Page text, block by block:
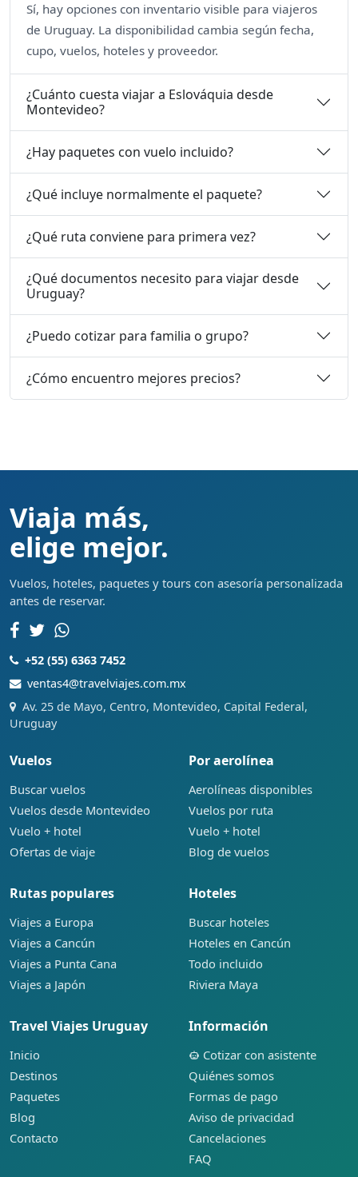
Sí, hay opciones con inventario visible para viajeros
de Uruguay. La disponibilidad cambia según fecha,
cupo, vuelos, hoteles y proveedor.
¿Cuánto cuesta viajar a Eslováquia desde
Montevideo?
¿Hay paquetes con vuelo incluido?
¿Qué incluye normalmente el paquete?
¿Qué ruta conviene para primera vez?
¿Qué documentos necesito para viajar desde
Uruguay?
¿Puedo cotizar para familia o grupo?
¿Cómo encuentro mejores precios?
Viaja más,
elige mejor.
Vuelos, hoteles, paquetes y tours con asesoría personalizada
antes de reservar.
+52 (55) 6363 7452
ventas4@travelviajes.com.mx
Av. 25 de Mayo, Centro, Montevideo, Capital Federal,
Uruguay
Vuelos
Buscar vuelos
Vuelos desde Montevideo
Vuelo + hotel
Ofertas de viaje
Por aerolínea
Aerolíneas disponibles
Vuelos por ruta
Vuelo + hotel
Blog de vuelos
Rutas populares
Viajes a Europa
Viajes a Cancún
Viajes a Punta Cana
Viajes a Japón
Hoteles
Buscar hoteles
Hoteles en Cancún
Todo incluido
Riviera Maya
Travel Viajes Uruguay
Inicio
Destinos
Paquetes
Blog
Contacto
Información
Cotizar con asistente
Quiénes somos
Formas de pago
Aviso de privacidad
Cancelaciones
FAQ